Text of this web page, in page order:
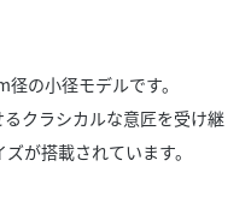
の小径モデルです。
クラシカルな意匠を受け継
が搭載されています。